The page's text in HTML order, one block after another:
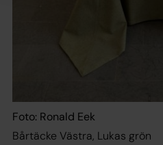
Foto: Ronald Eek
Bårtäcke Västra, Lukas grön